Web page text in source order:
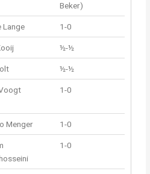
Beker)
Lange 1-0
½-½
½-½
1-0
Menger 1-0
1-0